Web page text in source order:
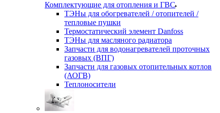
Комплектующие для отопления и ГВС
ТЭНы для обогревателей / отопителей /
тепловые пушки
Термостатический элемент Danfoss
ТЭНы для масляного радиатора
Запчасти для водонагревателей проточных
газовых (ВПГ)
Запчасти для газовых отопительных котлов
(АОГВ)
Теплоносители